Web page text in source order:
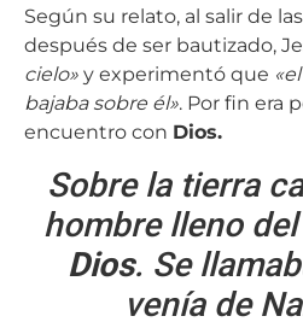
Según su relato, al salir de
después de ser bautizado,
cielo» y experimentó que
bajaba sobre él» . Por fin era
encuentro con Dios.
Sobre la tierra
hombre lleno del
Dios. Se
venía de